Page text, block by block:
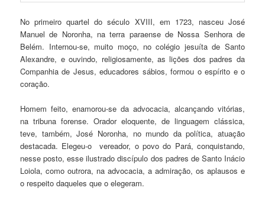
No primeiro quartel do século XVIII, em 1723, nasceu José
Manuel de Noronha, na terra paraense de Nossa Senhora de
Belém. Internou-se, muito moço, no colégio jesuíta de Santo
Alexandre, e ouvindo, religiosamente, as lições dos padres da
Companhia de Jesus, educadores sábios, formou o espírito e o
coração.
Homem feito, enamorou-se da advocacia, alcançando vitórias,
na tribuna forense. Orador eloquente, de linguagem clássica,
teve, também, José Noronha, no mundo da política, atuação
destacada. Elegeu-o vereador, o povo do Pará, conquistando,
nesse posto, esse ilustrado discípulo dos padres de Santo Inácio
Loiola, como outrora, na advocacia, a admiração, os aplausos e
o respeito daqueles que o elegeram.